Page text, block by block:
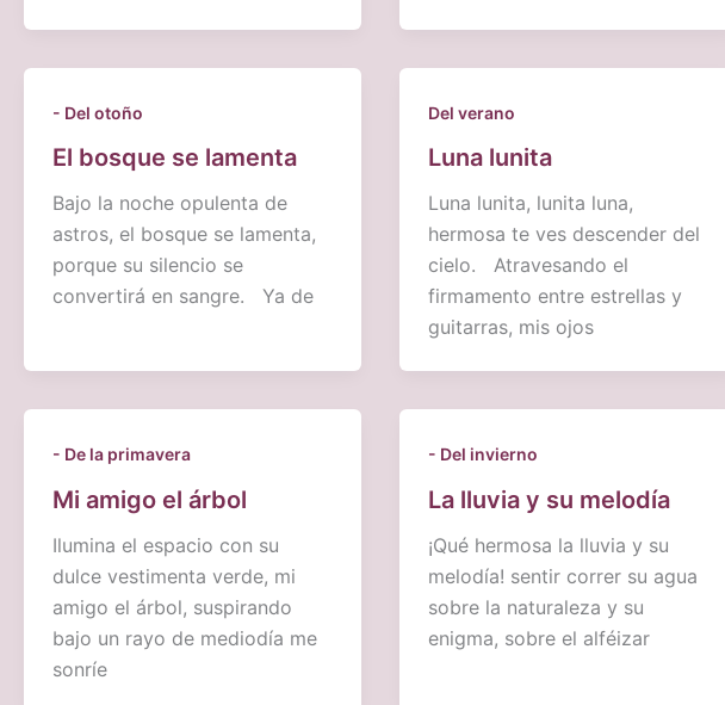
- Del otoño
El bosque se lamenta
Bajo la noche opulenta de
astros, el bosque se lamenta,
porque su silencio se
convertirá en sangre. Ya de
Del verano
Luna lunita
Luna lunita, lunita luna,
hermosa te ves descender del
cielo. Atravesando el
firmamento entre estrellas y
guitarras, mis ojos
- De la primavera
Mi amigo el árbol
Ilumina el espacio con su
dulce vestimenta verde, mi
amigo el árbol, suspirando
bajo un rayo de mediodía me
sonríe
- Del invierno
La lluvia y su melodía
¡Qué hermosa la lluvia y su
melodía! sentir correr su agua
sobre la naturaleza y su
enigma, sobre el alféizar